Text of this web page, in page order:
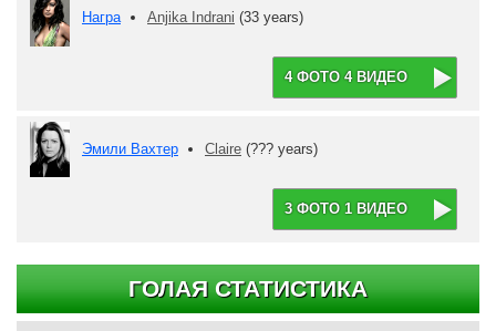
Награ Anjika Indrani (33 years)
4 ФОТО 4 ВИДЕО
Эмили Вахтер Claire (??? years)
3 ФОТО 1 ВИДЕО
ГОЛАЯ СТАТИСТИКА